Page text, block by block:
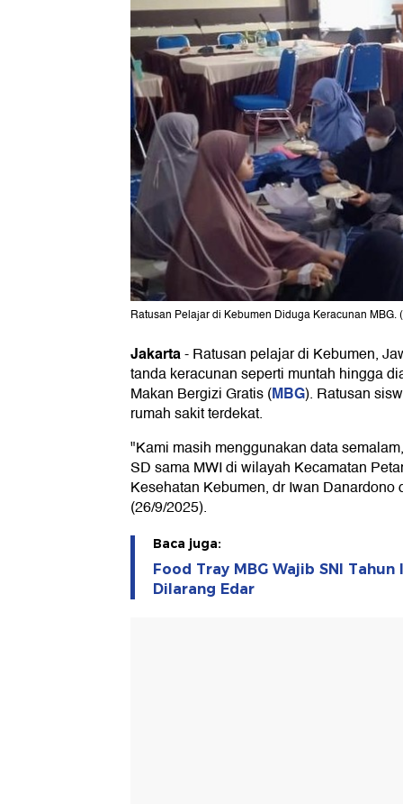
Ratusan Pelajar di Kebumen Diduga Keracunan
Jakarta-Ratusan pelajar di Kebumen,
tanda keracunan seperti muntah hingga
Makan Bergizi Gratis (MBG). Ratusan
rumah sakit terdekat.
"Kami masih menggunakan data
SD sama MWI di wilayah Kecamatan
Kesehatan Kebumen, dr Iwan Danardono
(26/9/2025).
Baca juga:
Food Tray MBG Wajib SNI
Dilarang Edar